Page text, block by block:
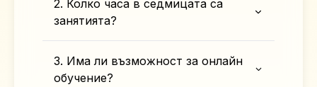
2. Колко часа в седмицата са
занятията?
3. Има ли възможност за онлайн
обучение?